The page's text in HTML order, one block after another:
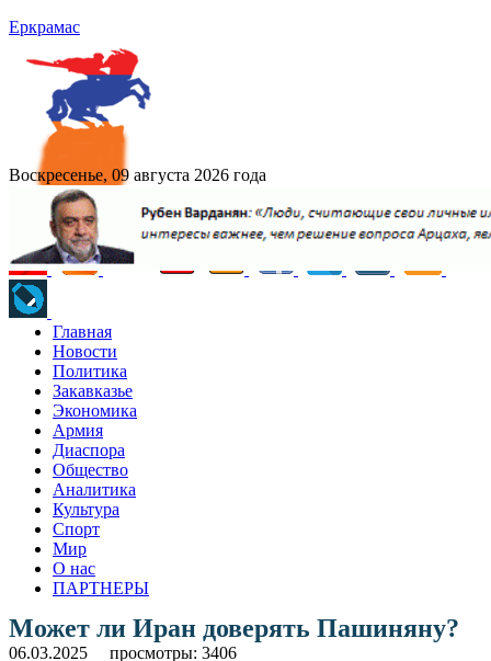
Еркрамас
Воскресенье, 09 августа 2026 года
Главная
Новости
Политика
Закавказье
Экономика
Армия
Диаспора
Общество
Аналитика
Культура
Спорт
Мир
О нас
ПАРТНЕРЫ
Может ли Иран доверять Пашиняну?
06.03.2025 просмотры: 3406